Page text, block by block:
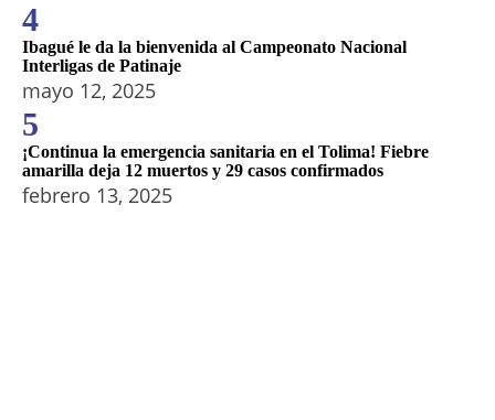
4
Ibagué le da la bienvenida al Campeonato Nacional
Interligas de Patinaje
mayo 12, 2025
5
¡Continua la emergencia sanitaria en el Tolima! Fiebre
amarilla deja 12 muertos y 29 casos confirmados
febrero 13, 2025